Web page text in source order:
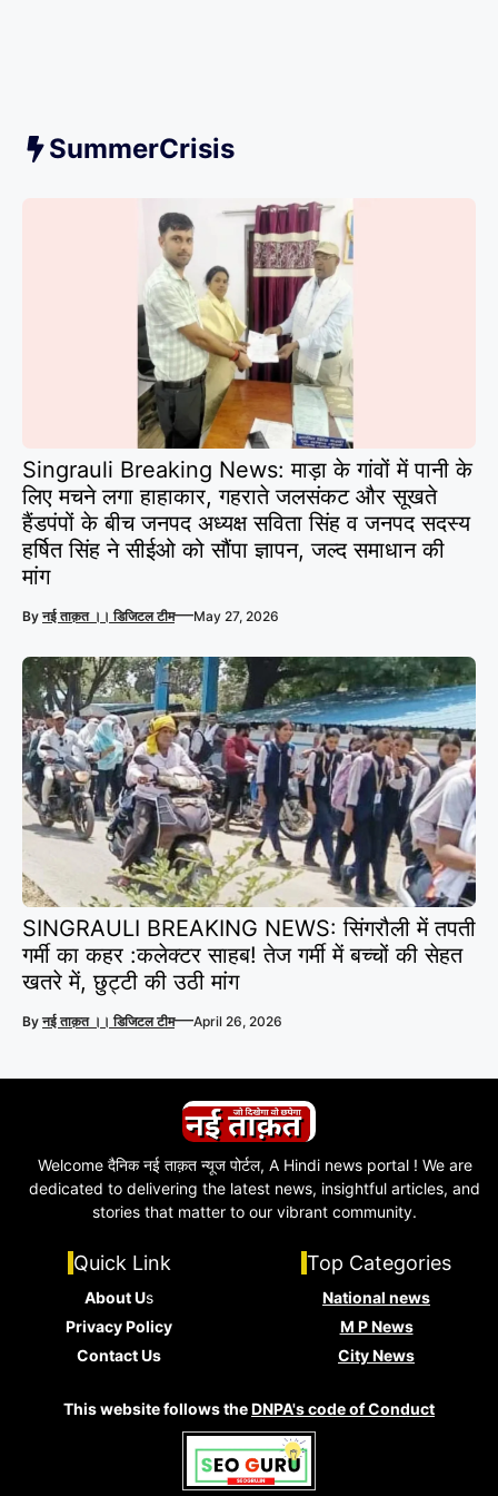
SummerCrisis
Singrauli Breaking News: माड़ा के गांवों में पानी के
लिए मचने लगा हाहाकार, गहराते जलसंकट और सूखते
हैंडपंपों के बीच जनपद अध्यक्ष सविता सिंह व जनपद सदस्य
हर्षित सिंह ने सीईओ को सौंपा ज्ञापन, जल्द समाधान की
मांग
Byनई ताक़त ।। डिजिटल टीम—May 27, 2026
SINGRAULI BREAKING NEWS: सिंगरौली में तपती
गर्मी का कहर :कलेक्टर साहब! तेज गर्मी में बच्चों की सेहत
खतरे में, छुट्टी की उठी मांग
Byनई ताक़त ।। डिजिटल टीम—April 26, 2026
Welcome दैनिक नई ताक़त न्यूज पोर्टल, A Hindi news portal ! We are
dedicated to delivering the latest news, insightful articles, and
stories that matter to our vibrant community.
Quick Link
About Us
Privacy Policy
Contact Us
Top Categories
National news
M P News
City News
This website follows theDNPA's code of Conduct